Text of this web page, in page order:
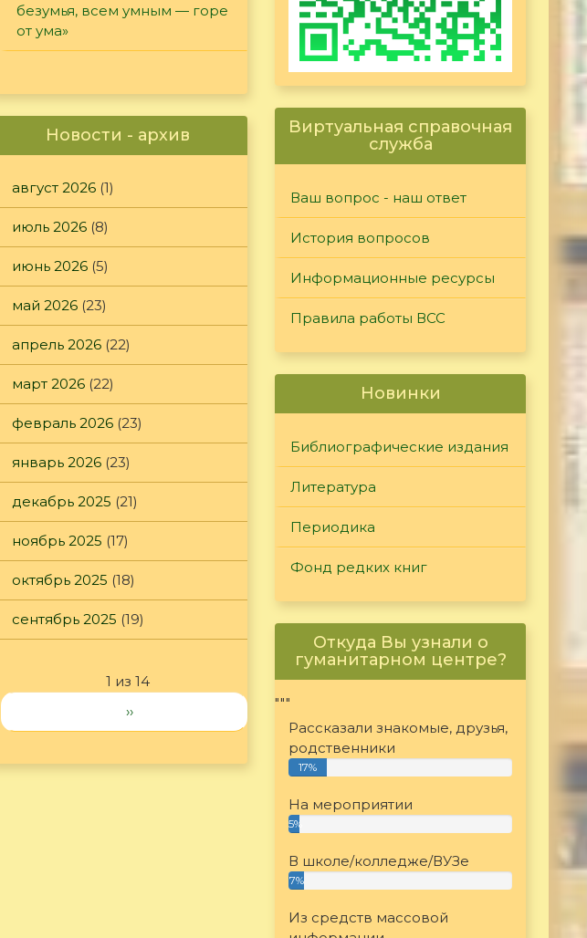
безумья, всем умным — горе
от ума»
Новости - архив
август 2026 (1)
июль 2026 (8)
июнь 2026 (5)
май 2026 (23)
апрель 2026 (22)
март 2026 (22)
февраль 2026 (23)
январь 2026 (23)
декабрь 2025 (21)
ноябрь 2025 (17)
октябрь 2025 (18)
сентябрь 2025 (19)
1 из 14
››
Виртуальная справочная
служба
Ваш вопрос - наш ответ
История вопросов
Информационные ресурсы
Правила работы ВСС
Новинки
Библиографические издания
Литература
Периодика
Фонд редких книг
Откуда Вы узнали о
гуманитарном центре?
"""
Рассказали знакомые, друзья,
родственники
17%
На мероприятии
5%
В школе/колледже/ВУЗе
7%
Из средств массовой